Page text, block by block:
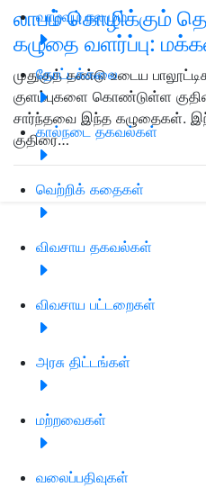
வாழ்வும் நலமும்
தோட்டக்கலை
கால்நடை தகவல்கள்
வெற்றிக் கதைகள்
விவசாய தகவல்கள்
விவசாய பட்டறைகள்
அரசு திட்டங்கள்
மற்றவைகள்
வலைப்பதிவுகள்
லாபம் கொழிக்கும்
கழுதை வளர்ப்பு:
முதுகுத் தண்டு உடைய
குளம்புகளை கொண்டுள்ள
சார்ந்தவை இந்த கழுதைகள்.
குதிரை…